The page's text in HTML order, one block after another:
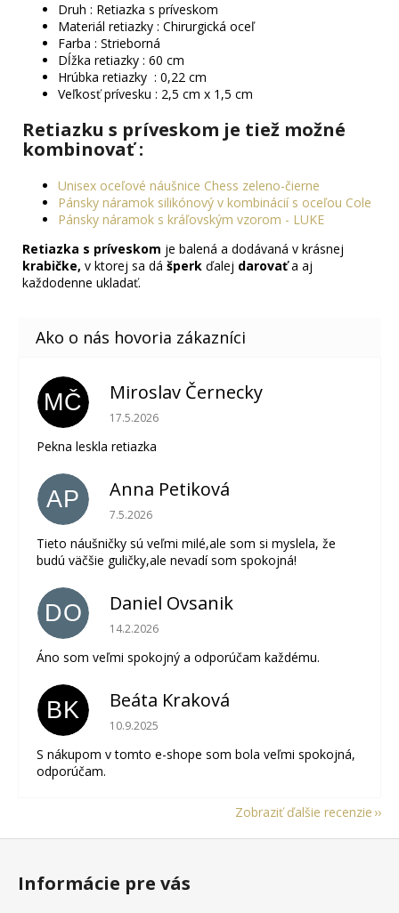
Druh : Retiazka s príveskom
Materiál retiazky : Chirurgická oceľ
Farba : Strieborná
Dĺžka retiazky : 60 cm
Hrúbka retiazky : 0,22 cm
Veľkosť prívesku : 2,5 cm x 1,5 cm
Retiazku s príveskom je tiež možné
kombinovať :
Unisex oceľové náušnice Chess zeleno-čierne
Pánsky náramok silikónový v kombinácií s oceľou Cole
Pánsky náramok s kráľovským vzorom - LUKE
Retiazka s príveskom je balená a dodávaná v krásnej
krabičke, v ktorej sa dá šperk ďalej darovaťa aj
každodenne ukladať.
MČ Miroslav Černecky
Hodnotenie obchodu je 5 z 5 hviezdičiek.
17.5.2026
Pekna leskla retiazka
AP Anna Petiková
Hodnotenie obchodu je 5 z 5 hviezdičiek.
7.5.2026
Tieto náušničky sú veľmi milé,ale som si myslela, že
budú väčšie guličky,ale nevadí som spokojná!
DO Daniel Ovsanik
Hodnotenie obchodu je 5 z 5 hviezdičiek.
14.2.2026
Áno som veľmi spokojný a odporúčam každému.
BK Beáta Kraková
Hodnotenie obchodu je 5 z 5 hviezdičiek.
10.9.2025
S nákupom v tomto e-shope som bola veľmi spokojná,
odporúčam.
Zobraziť ďalšie recenzie
Informácie pre vás